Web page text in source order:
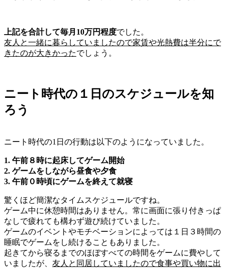
上記を合計して毎月10万円程度でした。
友人と一緒に暮らしていましたので家賃や光熱費は半分にで
きたのが大きかったでしょう。
ニート時代の１日のスケジュールを知
ろう
ニート時代の1日の行動は以下のようになっていました。
1. 午前８時に起床してゲーム開始
2. ゲームをしながら昼食や夕食
3. 午前０時頃にゲームを終えて就寝
驚くほど簡潔なタイムスケジュールですね。
ゲーム中に休憩時間はありません。常に画面に張り付きっぱ
なしで疲れても構わず遊び続けていました。
ゲームのイベントやモチベーションによっては１日３時間の
睡眠でゲームをし続けることもありました。
起きてから寝るまでのほぼすべての時間をゲームに費やして
いましたが、 友人と同居していましたので食事や買い物に出